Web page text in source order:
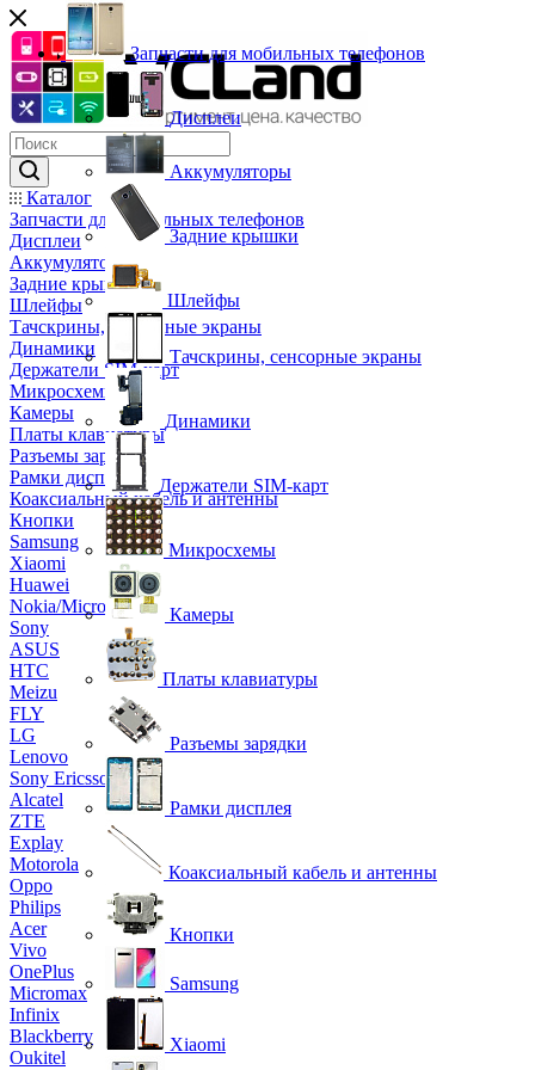
Каталог
Запчасти для мобильных телефонов
Дисплеи
Аккумуляторы
Задние крышки
Шлейфы
Тачскрины, сенсорные экраны
Динамики
Держатели SIM-карт
Микросхемы
Камеры
Платы клавиатуры
Разъемы зарядки
Рамки дисплея
Коаксиальный кабель и антенны
Кнопки
Samsung
Xiaomi
Huawei
Nokia/Microsoft
Sony
ASUS
HTC
Meizu
FLY
LG
Lenovo
Sony Ericsson
Alcatel
ZTE
Explay
Motorola
Oppo
Philips
Acer
Vivo
OnePlus
Micromax
Infinix
Blackberry
Oukitel
Запчасти для мобильных телефонов
Дисплеи
Аккумуляторы
Задние крышки
Шлейфы
Тачскрины, сенсорные экраны
Динамики
Держатели SIM-карт
Микросхемы
Камеры
Платы клавиатуры
Разъемы зарядки
Рамки дисплея
Коаксиальный кабель и антенны
Кнопки
Samsung
Xiaomi